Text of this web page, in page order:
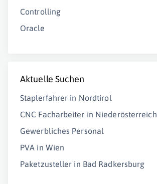
Controlling
Oracle
Aktuelle Suchen
Staplerfahrer in Nordtirol
CNC Facharbeiter in Niederösterreich
Gewerbliches Personal
PVA in Wien
Paketzusteller in Bad Radkersburg